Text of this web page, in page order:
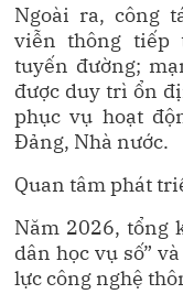
Ngoài ra, công
viễn thông tiếp
tuyến đường;
được duy trì ổn
phục vụ hoạt
Đảng, Nhà nước.
Quan tâm phát
Năm 2026, tổng
dân học vụ số”
lực công nghệ